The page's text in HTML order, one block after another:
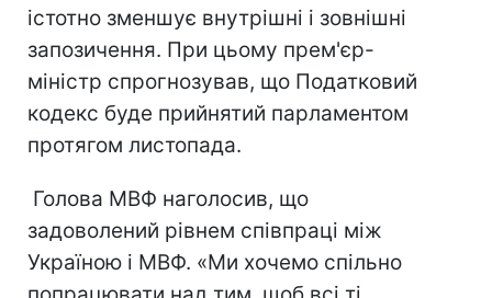
істотно зменшує внутрішні і зовнішні
запозичення. При цьому прем'єр-
міністр спрогнозував, що Податковий
кодекс буде прийнятий парламентом
протягом листопада.
Голова МВФ наголосив, що
задоволений рівнем співпраці між
Україною і МВФ. «Ми хочемо спільно